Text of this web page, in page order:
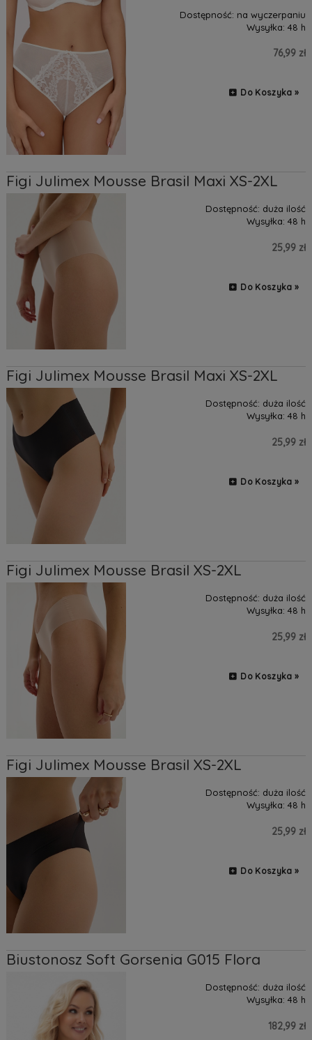
Dostępność: na wyczerpaniu
Wysyłka: 48 h
76,99 zł
Do Koszyka »
Figi Julimex Mousse Brasil Maxi XS-2XL
Dostępność: duża ilość
Wysyłka: 48 h
25,99 zł
Do Koszyka »
Figi Julimex Mousse Brasil Maxi XS-2XL
Dostępność: duża ilość
Wysyłka: 48 h
25,99 zł
Do Koszyka »
Figi Julimex Mousse Brasil XS-2XL
Dostępność: duża ilość
Wysyłka: 48 h
25,99 zł
Do Koszyka »
Figi Julimex Mousse Brasil XS-2XL
Dostępność: duża ilość
Wysyłka: 48 h
25,99 zł
Do Koszyka »
Biustonosz Soft Gorsenia G015 Flora
Dostępność: duża ilość
Wysyłka: 48 h
182,99 zł